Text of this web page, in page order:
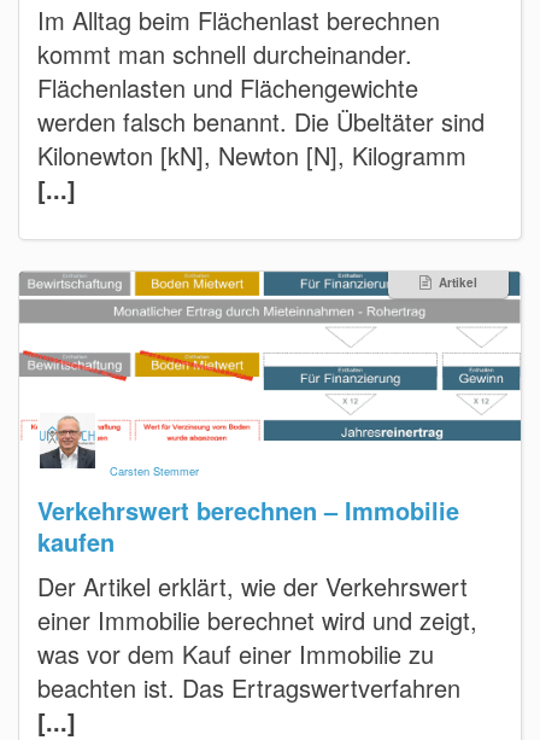
Im Alltag beim Flächenlast berechnen
kommt man schnell durcheinander.
Flächenlasten und Flächengewichte
werden falsch benannt. Die Übeltäter sind
Kilonewton [kN], Newton [N], Kilogramm
[...]
Artikel
Carsten Stemmer
Verkehrswert berechnen – Immobilie
kaufen
Der Artikel erklärt, wie der Verkehrswert
einer Immobilie berechnet wird und zeigt,
was vor dem Kauf einer Immobilie zu
beachten ist. Das Ertragswertverfahren
[...]